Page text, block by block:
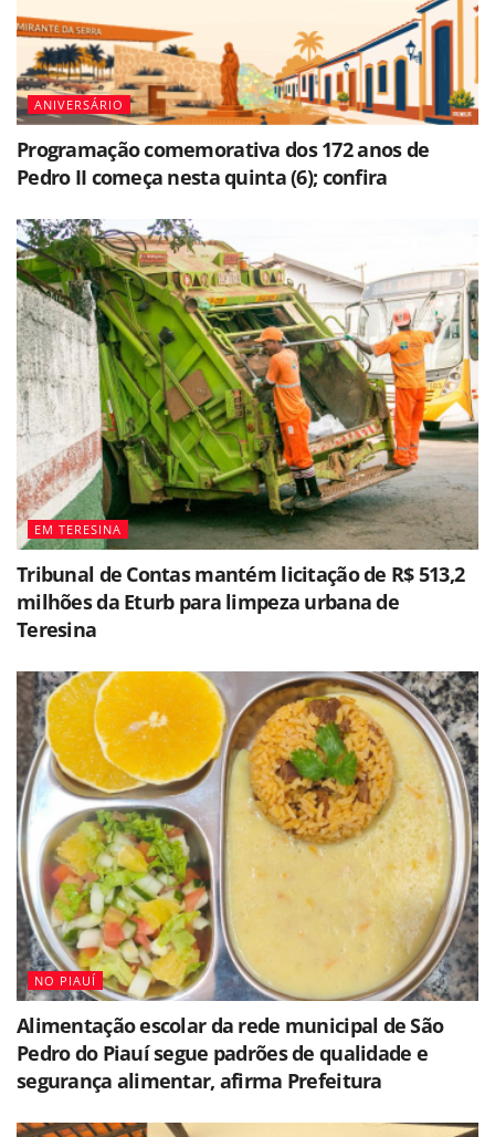
ANIVERSÁRIO
Programação comemorativa dos 172 anos de
Pedro II começa nesta quinta (6); confira
EM TERESINA
Tribunal de Contas mantém licitação de R$ 513,2
milhões da Eturb para limpeza urbana de
Teresina
NO PIAUÍ
Alimentação escolar da rede municipal de São
Pedro do Piauí segue padrões de qualidade e
segurança alimentar, afirma Prefeitura